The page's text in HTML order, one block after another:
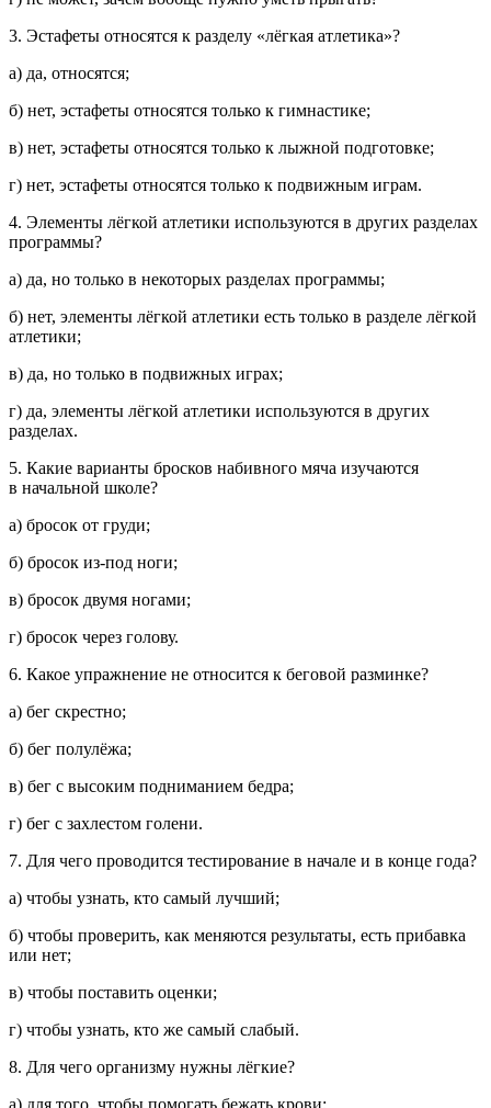
3. Эстафеты относятся к разделу «лёгкая атлетика»?
а) да, относятся;
б) нет, эстафеты относятся только к гимнастике;
в) нет, эстафеты относятся только к лыжной подготовке;
г) нет, эстафеты относятся только к подвижным играм.
4. Элементы лёгкой атлетики используются в других разделах
программы?
а) да, но только в некоторых разделах программы;
б) нет, элементы лёгкой атлетики есть только в разделе лёгкой
атлетики;
в) да, но только в подвижных играх;
г) да, элементы лёгкой атлетики используются в других
разделах.
5. Какие варианты бросков набивного мяча изучаются
в начальной школе?
а) бросок от груди;
б) бросок из-под ноги;
в) бросок двумя ногами;
г) бросок через голову.
6. Какое упражнение не относится к беговой разминке?
а) бег скрестно;
б) бег полулёжа;
в) бег с высоким подниманием бедра;
г) бег с захлестом голени.
7. Для чего проводится тестирование в начале и в конце года?
а) чтобы узнать, кто самый лучший;
б) чтобы проверить, как меняются результаты, есть прибавка
или нет;
в) чтобы поставить оценки;
г) чтобы узнать, кто же самый слабый.
8. Для чего организму нужны лёгкие?
а) для того, чтобы помогать бежать крови;